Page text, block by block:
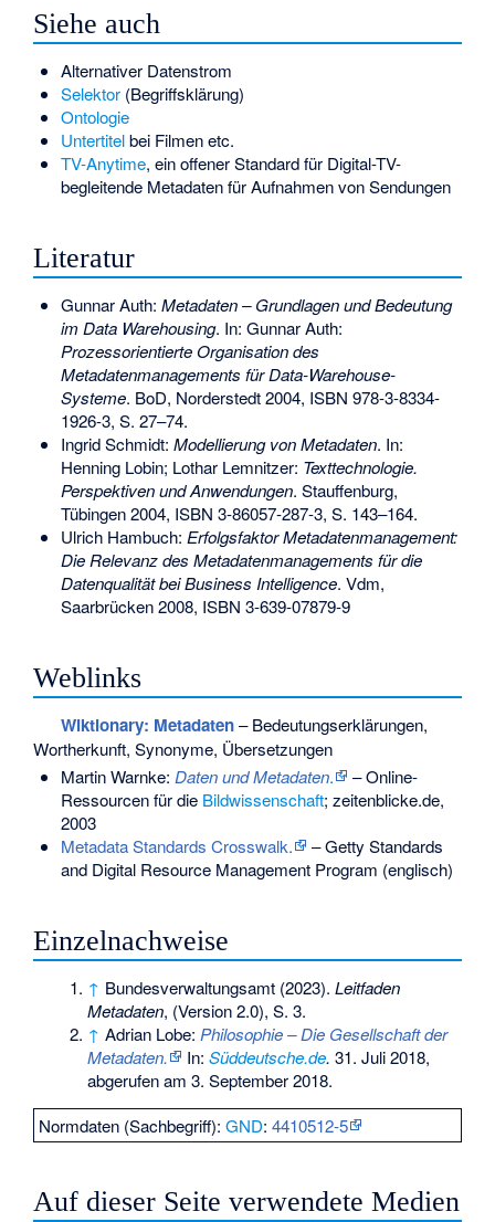
Siehe auch
Alternativer Datenstrom
Selektor(Begriffsklärung)
Ontologie
Untertitelbei Filmen etc.
TV-Anytime, ein offener Standard für Digital-TV-
begleitende Metadaten für Aufnahmen von Sendungen
Literatur
Gunnar Auth: Metadaten – Grundlagen und Bedeutung
im Data Warehousing. In: Gunnar Auth:
Prozessorientierte Organisation des
Metadatenmanagements für Data-Warehouse-
Systeme. BoD, Norderstedt 2004, ISBN 978-3-8334-
1926-3, S. 27–74.
Ingrid Schmidt: Modellierung von Metadaten. In:
Henning Lobin; Lothar Lemnitzer: Texttechnologie.
Perspektiven und Anwendungen. Stauffenburg,
Tübingen 2004, ISBN 3-86057-287-3, S. 143–164.
Ulrich Hambuch: Erfolgsfaktor Metadatenmanagement:
Die Relevanz des Metadatenmanagements für die
Datenqualität bei Business Intelligence. Vdm,
Saarbrücken 2008, ISBN 3-639-07879-9
Weblinks
Wiktionary: Metadaten– Bedeutungserklärungen,
Wortherkunft, Synonyme, Übersetzungen
Martin Warnke: Daten und Metadaten.
– Online-
Ressourcen für die Bildwissenschaft; zeitenblicke.de,
2003
Metadata Standards Crosswalk.
– Getty Standards
and Digital Resource Management Program (englisch)
Einzelnachweise
↑ Bundesverwaltungsamt (2023).Leitfaden
Metadaten, (Version 2.0), S. 3.
↑ Adrian Lobe: Philosophie – Die Gesellschaft der
Metadaten.
In:Süddeutsche.de. 31. Juli 2018,
abgerufen am 3. September 2018.
Normdaten (Sachbegriff):GND:4410512-5
Auf dieser Seite verwendete Medien